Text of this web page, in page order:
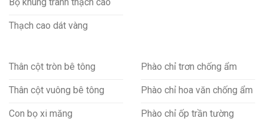
Thạch cao dát vàng
Thân cột tròn bê tông
Thân cột vuông bê tông
Con bọ xi măng
Phào chỉ trơn chống ẩm
Phào chỉ hoa văn chống ẩm
Phào chỉ ốp trần tường